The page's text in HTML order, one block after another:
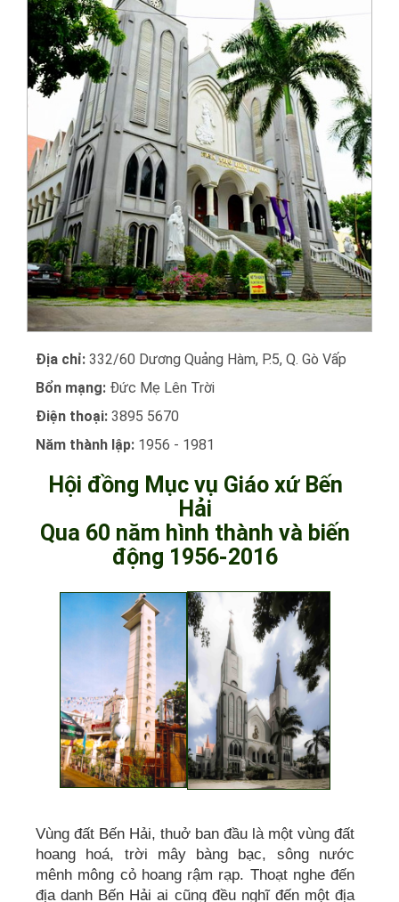
Địa chỉ: 332/60 Dương Quảng Hàm, P.5, Q. Gò Vấp
Bổn mạng: Đức Mẹ Lên Trời
Điện thoại: 3895 5670
Năm thành lập: 1956 - 1981
Hội đồng Mục vụ Giáo xứ Bến
Hải
Qua 60 năm hình thành và biến
động 1956-2016
Vùng đất Bến Hải, thuở ban đầu là một vùng đất
hoang hoá, trời mây bàng bạc, sông nước
mênh mông cỏ hoang rậm rạp. Thoạt nghe đến
địa danh Bến Hải ai cũng đều nghĩ đến một địa